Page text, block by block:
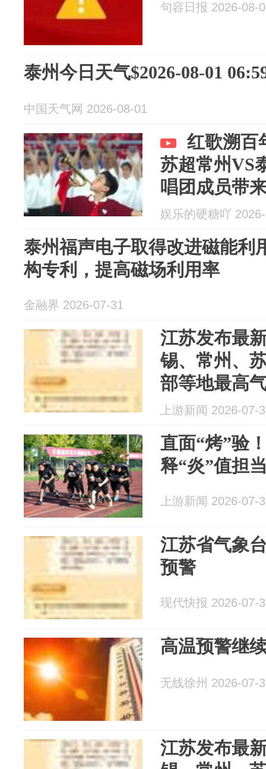
句容日报 2026-08-
泰州今日天气$2026-08-01
中国天气网 2026-08-01
红歌溯百
苏超常州VS
唱团成员带
娱乐的硬糖吖
泰州福声电子取得改进磁能利
构专利，提高磁场利用率
金融界 2026-07-31
江苏发布最
锡、常州、
部等地最高
上游新闻 2026-07-
直面“烤”验
释“炎”值担
上游新闻 2026-07-
江苏省气象
预警
现代快报 2026-07-
高温预警继
无线徐州 2026-07-
江苏发布最